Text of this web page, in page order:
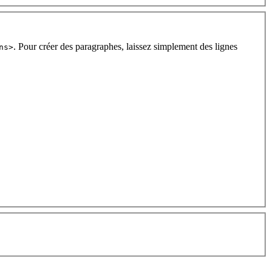
. Pour créer des paragraphes, laissez simplement des lignes